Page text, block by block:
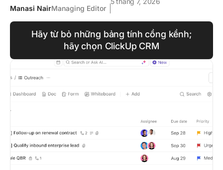
Manasi NairManaging Editor
Hãy từ bỏ những bảng tính cồng kềnh;
hãy chọn ClickUp CRM